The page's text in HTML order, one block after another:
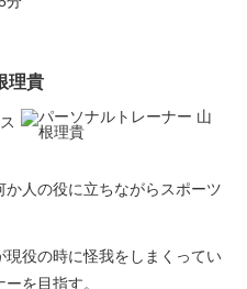
理貴
人の役に立ちながらスポーツ
役の時に怪我をしまくってい
を目指す。